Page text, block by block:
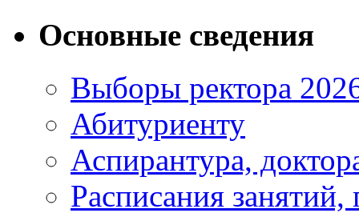
Основные сведения
Выборы ректора
Абитуриенту
Аспирантура,
Расписания